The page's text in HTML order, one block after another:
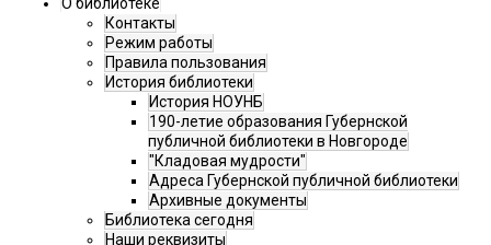
О библиотеке
Контакты
Режим работы
Правила пользования
История библиотеки
История НОУНБ
190-летие образования Губернской
публичной библиотеки в Новгороде
"Кладовая мудрости"
Адреса Губернской публичной библиотеки
Архивные документы
Библиотека сегодня
Наши реквизиты